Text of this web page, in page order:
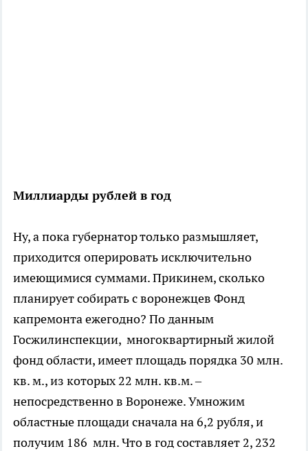
Миллиарды рублей в год
Ну, а пока губернатор только размышляет,
приходится оперировать исключительно
имеющимися суммами. Прикинем, сколько
планирует собирать с воронежцев Фонд
капремонта ежегодно? По данным
Госжилинспекции, многоквартирный жилой
фонд области, имеет площадь порядка 30 млн.
кв. м., из которых 22 млн. кв.м. –
непосредственно в Воронеже. Умножим
областные площади сначала на 6,2 рубля, и
получим 186 млн. Что в год составляет 2, 232